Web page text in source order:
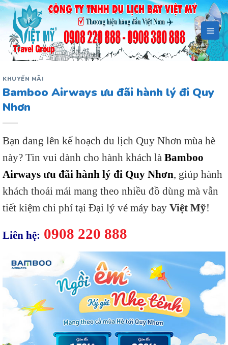
Bỏ
qua
dung
KHUYẾN MÃI
Bamboo Airways ưu đãi hành lý đi Quy
Nhơn
Bạn đang lên kế hoạch du lịch Quy Nhơn mùa hè
này? Tin vui dành cho hành khách là Bamboo
Airways ưu đãi hành lý đi Quy Nhơn , giúp hành
khách thoải mái mang theo nhiều đồ dùng mà vẫn
tiết kiệm chi phí tại Đại lý vé máy bay Việt Mỹ!
Liên hệ: 0908 220 888